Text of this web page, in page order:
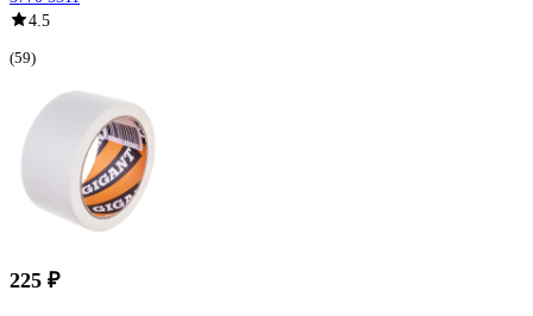
4.5
(59)
225 ₽